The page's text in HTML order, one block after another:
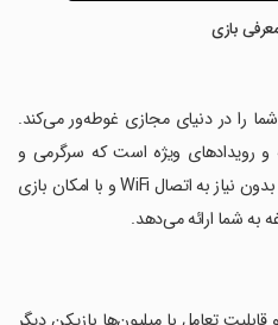
بازی
را در دنیای مجازی غوطه‌ور می‌کند.
و رویدادهای ویژه است که سرگرمی و
چالش را برای شما به ارمغان می‌آورد. بدون نیاز به اتصال WiFi و با امکان بازی
به شما ارائه می‌دهد.